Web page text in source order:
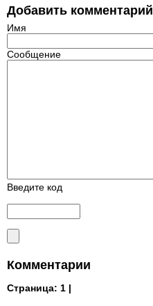
Добавить комментарий
Имя
Сообщение
Введите код
Комментарии
Страница: 1 |